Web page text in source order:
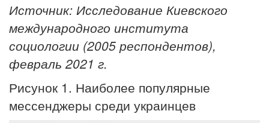
Источник: Исследование Киевского
международного института
социологии (2005 респондентов),
февраль 2021 г.
Рисунок 1. Наиболее популярные
мессенджеры среди украинцев